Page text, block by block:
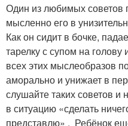
Один из любимых советов
мысленно его в
Как он сидит в бочке,
тарелку с супом на голову
всех этих мыслеобразов
аморально и унижает в
слушайте таких советов и
в ситуацию «сделать
представлю» . Ребёнок